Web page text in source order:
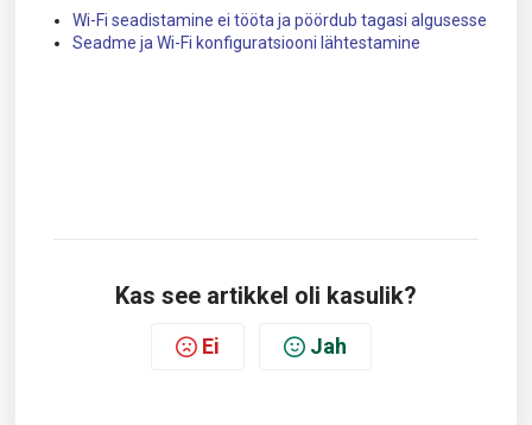
Wi-Fi seadistamine ei tööta ja pöördub tagasi algusesse
Seadme ja Wi-Fi konfiguratsiooni lähtestamine
Kas see artikkel oli kasulik?
Ei Jah